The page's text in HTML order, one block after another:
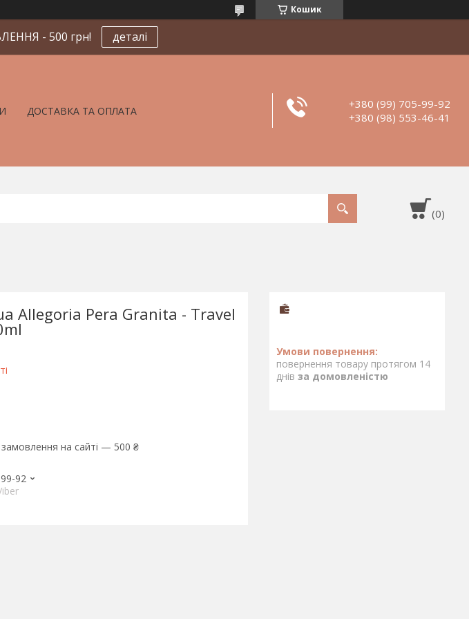
Кошик
- 500 грн! деталі
ДОСТАВКА ТА ОПЛАТА
+380 (99) 705-99-92
+380 (98) 553-46-41
Allegoria Pera Granita - Travel
на сайті — 500 ₴
92
повернення товару протягом 14
днів за домовленістю